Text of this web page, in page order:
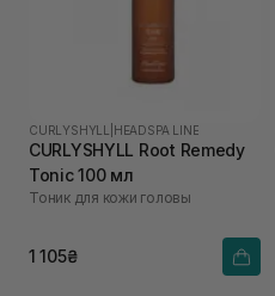
CURLYSHYLL HEADSPA LINE
CURLYSHYLL Root Remedy
Tonic 100 мл
Тоник для кожи головы
1 105₴